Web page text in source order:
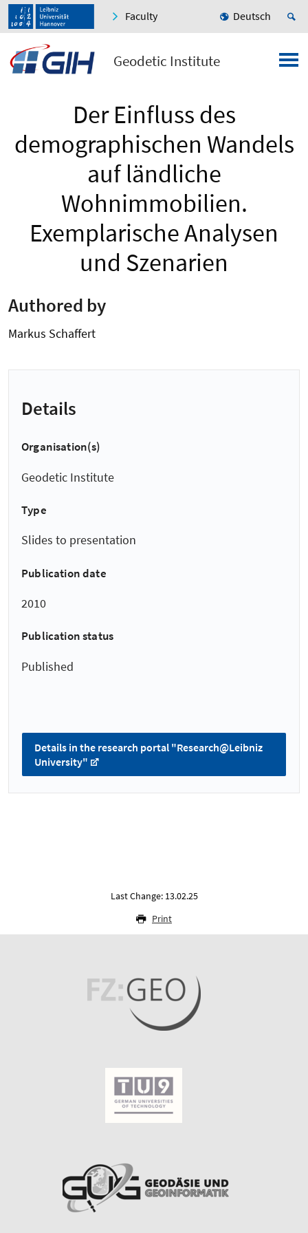
Faculty Deutsch
Geodetic Institute
Der Einfluss des
demographischen Wandels
auf ländliche
Wohnimmobilien.
Exemplarische Analysen
und Szenarien
Authored by
Markus Schaffert
Details
Organisation(s)
Geodetic Institute
Type
Slides to presentation
Publication date
2010
Publication status
Published
Details in the research portal "Research@Leibniz
University"
Last Change: 13.02.25
Print